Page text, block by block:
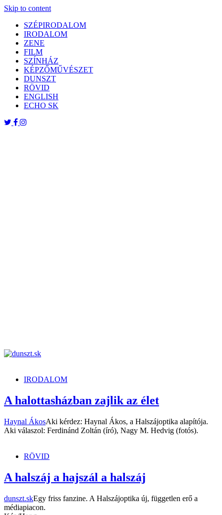
Skip to content
SZÉPIRODALOM
IRODALOM
ZENE
FILM
SZÍNHÁZ
KÉPZŐMŰVÉSZET
DUNSZT
RÖVID
ENGLISH
ECHO SK
IRODALOM
A halottasházban zajlik az élet
Haynal ÁkosAki kérdez: Haynal Ákos, a Halszájoptika alapítója.
Aki válaszol: Ferdinánd Zoltán (író), Nagy M. Hedvig (fotós).
RÖVID
A halszáj a hajszál a halszáj
dunszt.skEgy friss fanzine. A Halszájoptika új, független erő a
médiapiacon.